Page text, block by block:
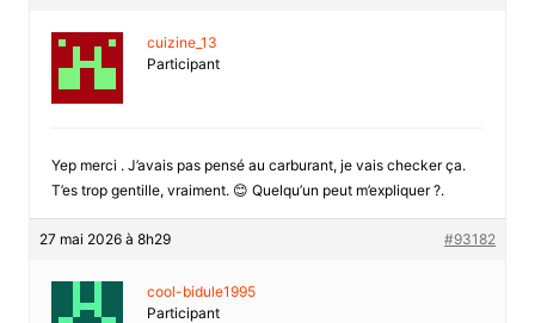
cuizine_13
Participant
Yep merci . J’avais pas pensé au carburant, je vais checker ça.
T’es trop gentille, vraiment. 😊 Quelqu’un peut m’expliquer ?.
27 mai 2026 à 8h29 #93182
cool-bidule1995
Participant